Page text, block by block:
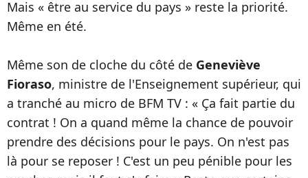
Mais « être au service du pays » reste la priorité.
Même en été.
Même son de cloche du côté de Geneviève
Fioraso, ministre de l'Enseignement supérieur, qui
a tranché au micro de BFM TV : « Ça fait partie du
contrat ! On a quand même la chance de pouvoir
prendre des décisions pour le pays. On n'est pas
là pour se reposer ! C'est un peu pénible pour les